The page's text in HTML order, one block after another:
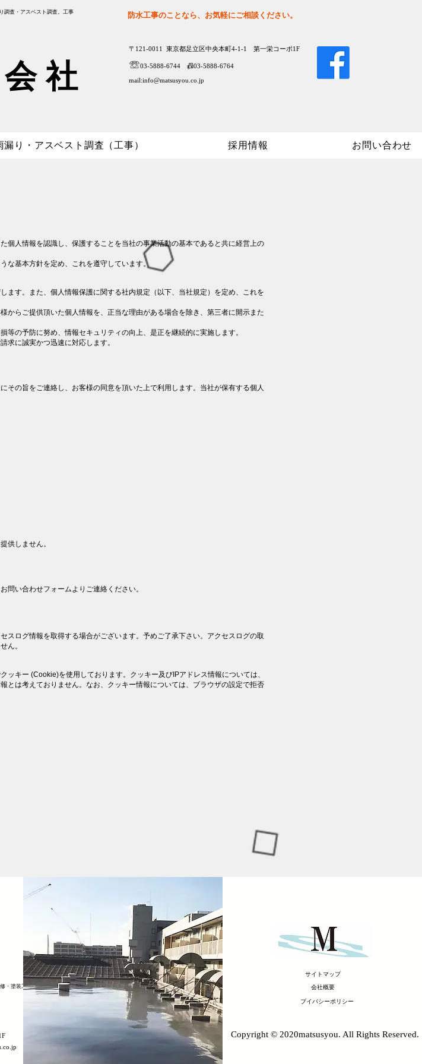
調査・アスベスト調査。工事 防水工事のことなら、お気軽にご相談ください。
社
〒121-0011 東京都足立区中央本町4-1-1 第一栄コーポ1F
​☏03-5888-6744 📠03-5888-6764
mail:info@matsusyou.co.jp
漏り・アスベスト調査（工事） 採用情報 お問い合わせ
個人情報を認識し、保護することを当社の事業活動の基本であると共に経営上の
な基本方針を定め、これを遵守しています。
ます。また、個人情報保護に関する社内規定（以下、当社規定）を定め、これを
からご提供頂いた個人情報を、正当な理由がある場合を除き、第三者に開示また
の予防に努め、情報セキュリティの向上、是正を継続的に実施します。
求に誠実かつ迅速に対応します。
その旨をご連絡し、お客様の同意を頂いた上で利用します。当社が保有する個人
供しません。
問い合わせフォームよりご連絡ください。
スログ情報を取得する場合がございます。予めご了承下さい。アクセスログの取
ん。
キー (Cookie)を使用しております。クッキー及びIPアドレス情報については、
とは考えておりません。なお、クッキー情報については、ブラウザの設定で拒否
・塗装工事
サイトマップ
会社概要
プイバシーポリシー
Copyright © 2020matsusyou. All Rights Reserved.